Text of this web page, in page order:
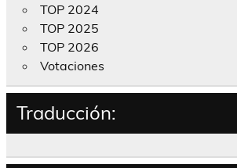
TOP 2024
TOP 2025
TOP 2026
Votaciones
Traducción: